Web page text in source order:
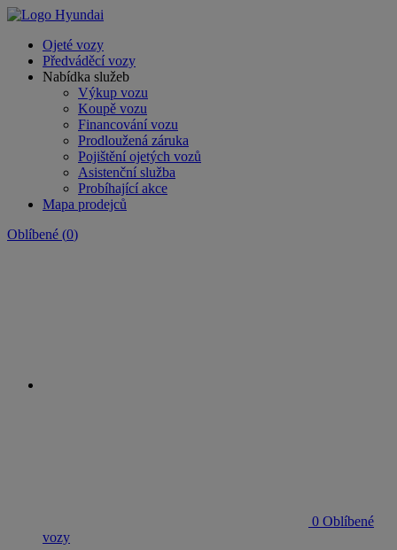
Ojeté vozy
Předváděcí vozy
Nabídka služeb
Výkup vozu
Koupě vozu
Financování vozu
Prodloužená záruka
Pojištění ojetých vozů
Asistenční služba
Probíhající akce
Mapa prodejců
Oblíbené (0)
0 Oblíbené
vozy